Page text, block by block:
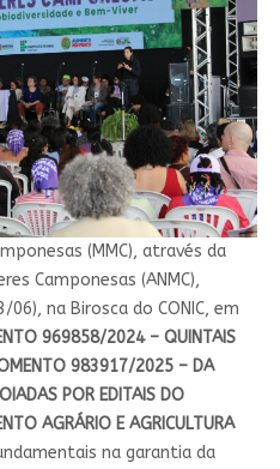
(MMC), através da
Camponesas (ANMC),
na Birosca do CONIC, em
969858/2024 – QUINTAIS
983917/2025 – DA
POR EDITAIS DO
AGRÁRIO E AGRICULTURA
na garantia da